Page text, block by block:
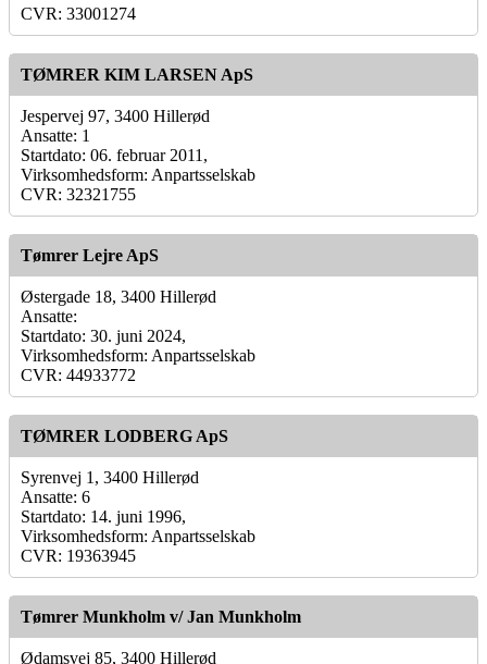
CVR: 33001274
TØMRER KIM LARSEN ApS
Jespervej 97, 3400 Hillerød
Ansatte: 1
Startdato: 06. februar 2011,
Virksomhedsform: Anpartsselskab
CVR: 32321755
Tømrer Lejre ApS
Østergade 18, 3400 Hillerød
Ansatte:
Startdato: 30. juni 2024,
Virksomhedsform: Anpartsselskab
CVR: 44933772
TØMRER LODBERG ApS
Syrenvej 1, 3400 Hillerød
Ansatte: 6
Startdato: 14. juni 1996,
Virksomhedsform: Anpartsselskab
CVR: 19363945
Tømrer Munkholm v/ Jan Munkholm
Ødamsvej 85, 3400 Hillerød